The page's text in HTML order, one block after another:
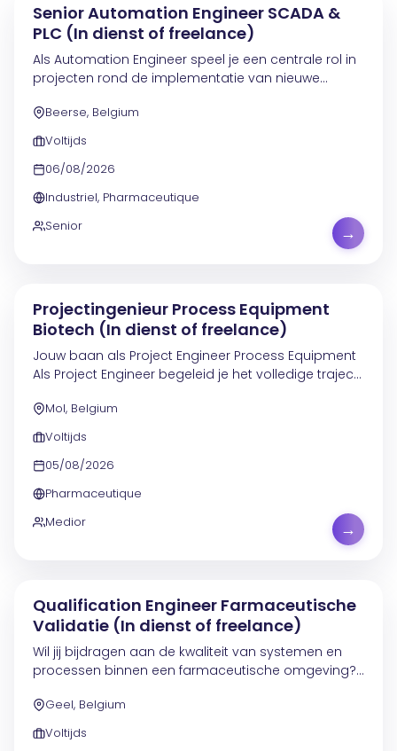
Senior Automation Engineer SCADA &
PLC (In dienst of freelance)
Als Automation Engineer speel je een centrale rol in
projecten rond de implementatie van nieuwe
fungeert als subject matter expert en begeleidt het...
Beerse, Belgium
Voltijds
06/08/2026
Industriel, Pharmaceutique
Senior
→
Projectingenieur Process Equipment
Biotech (In dienst of freelance)
Jouw baan als Project Engineer Process Equipment
Als Project Engineer begeleid je het volledige traject
hoogtechnologische en gereguleerde omgeving in
de...
Mol, Belgium
Voltijds
05/08/2026
Pharmaceutique
Medior
→
Qualification Engineer Farmaceutische
Validatie (In dienst of freelance)
Wil jij bijdragen aan de kwaliteit van systemen en
processen binnen een farmaceutische omgeving?
Qualification Engineer die het engineeringteam
ondersteunt bij...
Geel, Belgium
Voltijds